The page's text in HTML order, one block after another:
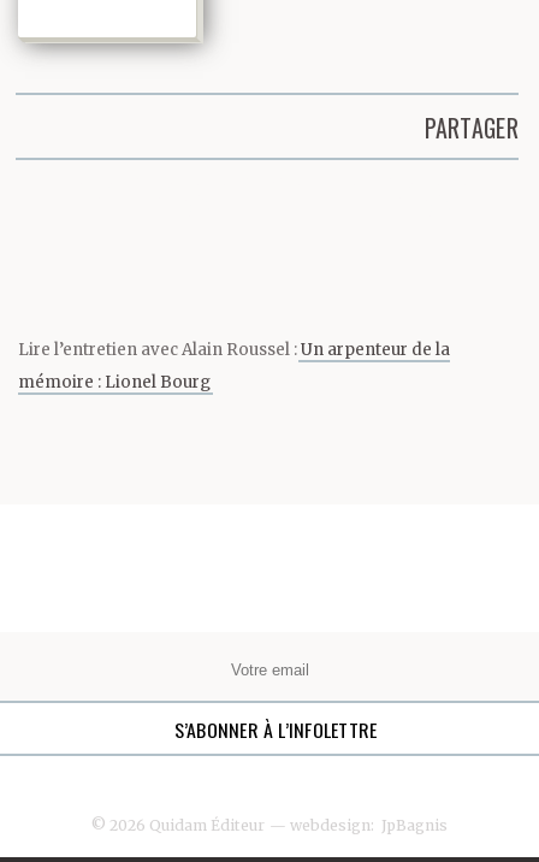
PARTAGER
Lire l’entretien avec Alain Roussel :Un arpenteur de la
mémoire : Lionel Bourg
© 2026 Quidam Éditeur — webdesign: JpBagnis